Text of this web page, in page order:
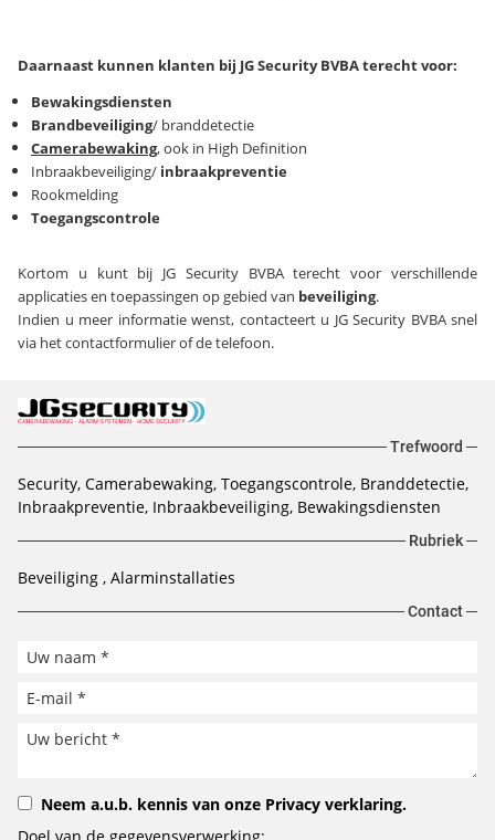
Daarnaast kunnen klanten bij JG Security BVBA terecht voor:
Bewakingsdiensten
Brandbeveiliging/ branddetectie
Camerabewaking, ook in High Definition
Inbraakbeveiliging/ inbraakpreventie
Rookmelding
Toegangscontrole
Kortom u kunt bij JG Security BVBA terecht voor verschillende
applicaties en toepassingen op gebied van beveiliging.
Indien u meer informatie wenst, contacteert u JG Security BVBA snel
via het contactformulier of de telefoon.
Trefwoord
Security, Camerabewaking, Toegangscontrole, Branddetectie,
Inbraakpreventie, Inbraakbeveiliging, Bewakingsdiensten
Rubriek
Beveiliging Alarminstallaties
Contact
Neem a.u.b. kennis van onze Privacy verklaring.